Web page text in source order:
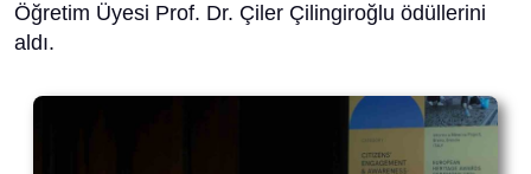
Öğretim Üyesi Prof. Dr. Çiler Çilingiroğlu ödüllerini
aldı.